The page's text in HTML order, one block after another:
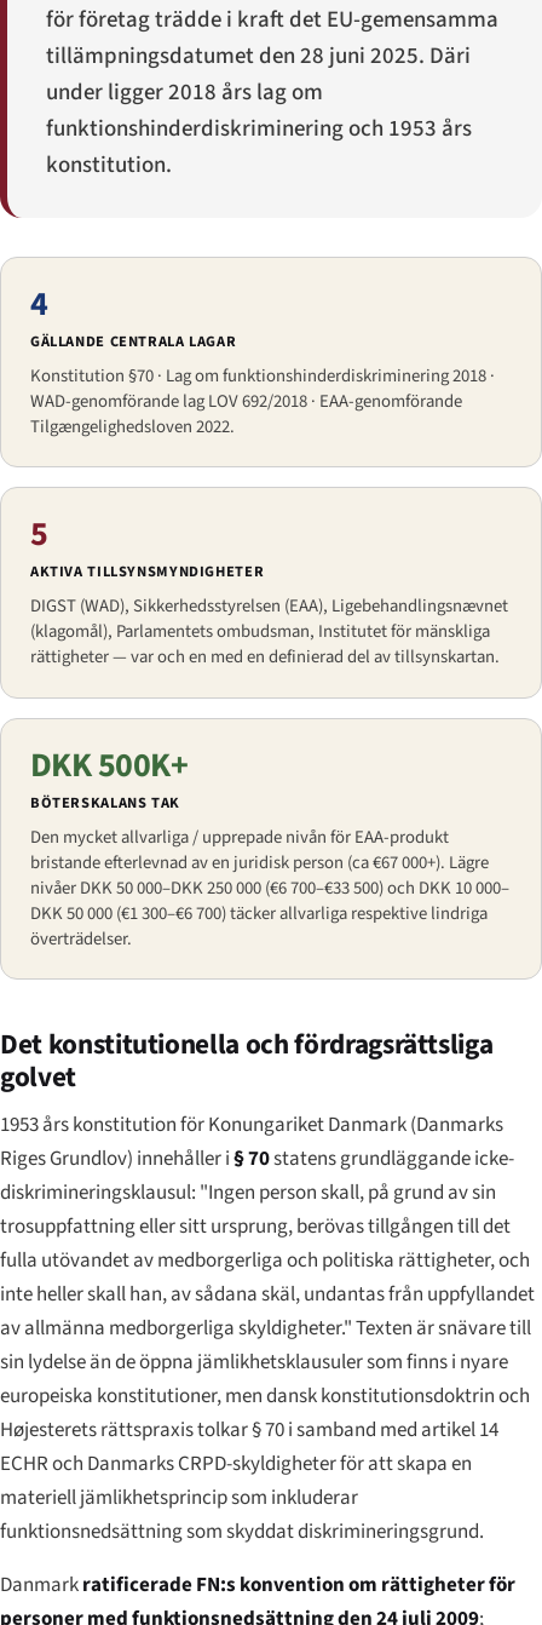
för företag trädde i kraft det EU-gemensamma
tillämpningsdatumet den 28 juni 2025. Däri
under ligger 2018 års lag om
funktionshinderdiskriminering och 1953 års
konstitution.
4
GÄLLANDE CENTRALA LAGAR
Konstitution §70 · Lag om funktionshinderdiskriminering 2018 ·
WAD-genomförande lag LOV 692/2018 · EAA-genomförande
Tilgængelighedsloven 2022.
5
AKTIVA TILLSYNSMYNDIGHETER
DIGST (WAD), Sikkerhedsstyrelsen (EAA), Ligebehandlingsnævnet
(klagomål), Parlamentets ombudsman, Institutet för mänskliga
rättigheter — var och en med en definierad del av tillsynskartan.
DKK 500K+
BÖTERSKALANS TAK
Den mycket allvarliga / upprepade nivån för EAA-produkt
bristande efterlevnad av en juridisk person (ca €67 000+). Lägre
nivåer DKK 50 000–DKK 250 000 (€6 700–€33 500) och DKK 10 000–
DKK 50 000 (€1 300–€6 700) täcker allvarliga respektive lindriga
överträdelser.
Det konstitutionella och fördragsrättsliga
golvet
1953 års konstitution för Konungariket Danmark (Danmarks
Riges Grundlov) innehåller i§ 70statens grundläggande icke-
diskrimineringsklausul: "Ingen person skall, på grund av sin
trosuppfattning eller sitt ursprung, berövas tillgången till det
fulla utövandet av medborgerliga och politiska rättigheter, och
inte heller skall han, av sådana skäl, undantas från uppfyllandet
av allmänna medborgerliga skyldigheter." Texten är snävare till
sin lydelse än de öppna jämlikhetsklausuler som finns i nyare
europeiska konstitutioner, men dansk konstitutionsdoktrin och
Højesterets rättspraxis tolkar § 70 i samband med artikel 14
ECHR och Danmarks CRPD-skyldigheter för att skapa en
materiell jämlikhetsprincip som inkluderar
funktionsnedsättning som skyddat diskrimineringsgrund.
Danmarkratificerade FN:s konvention om rättigheter för
personer med funktionsnedsättning den 24 juli 2009;